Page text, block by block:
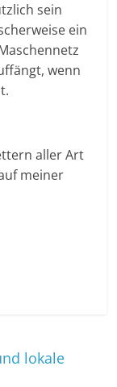
sein
ein
wenn
aller Art
meiner
lokale